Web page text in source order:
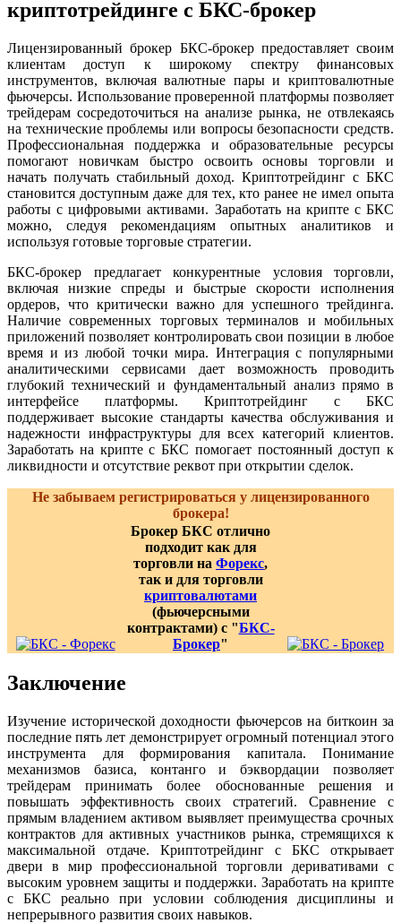
криптотрейдинге с БКС-брокер
Лицензированный брокер БКС-брокер предоставляет своим
клиентам доступ к широкому спектру финансовых
инструментов, включая валютные пары и криптовалютные
фьючерсы. Использование проверенной платформы позволяет
трейдерам сосредоточиться на анализе рынка, не отвлекаясь
на технические проблемы или вопросы безопасности средств.
Профессиональная поддержка и образовательные ресурсы
помогают новичкам быстро освоить основы торговли и
начать получать стабильный доход. Криптотрейдинг с БКС
становится доступным даже для тех, кто ранее не имел опыта
работы с цифровыми активами. Заработать на крипте с БКС
можно, следуя рекомендациям опытных аналитиков и
используя готовые торговые стратегии.
БКС-брокер предлагает конкурентные условия торговли,
включая низкие спреды и быстрые скорости исполнения
ордеров, что критически важно для успешного трейдинга.
Наличие современных торговых терминалов и мобильных
приложений позволяет контролировать свои позиции в любое
время и из любой точки мира. Интеграция с популярными
аналитическими сервисами дает возможность проводить
глубокий технический и фундаментальный анализ прямо в
интерфейсе платформы. Криптотрейдинг с БКС
поддерживает высокие стандарты качества обслуживания и
надежности инфраструктуры для всех категорий клиентов.
Заработать на крипте с БКС помогает постоянный доступ к
ликвидности и отсутствие реквот при открытии сделок.
Не забываем регистрироваться у лицензированного
брокера!
Брокер БКС отлично
подходит как для
торговли на Форекс,
так и для торговли
криптовалютами
(фьючерсными
контрактами) с "БКС-
Брокер"
Заключение
Изучение исторической доходности фьючерсов на биткоин за
последние пять лет демонстрирует огромный потенциал этого
инструмента для формирования капитала. Понимание
механизмов базиса, контанго и бэквордации позволяет
трейдерам принимать более обоснованные решения и
повышать эффективность своих стратегий. Сравнение с
прямым владением активом выявляет преимущества срочных
контрактов для активных участников рынка, стремящихся к
максимальной отдаче. Криптотрейдинг с БКС открывает
двери в мир профессиональной торговли деривативами с
высоким уровнем защиты и поддержки. Заработать на крипте
с БКС реально при условии соблюдения дисциплины и
непрерывного развития своих навыков.